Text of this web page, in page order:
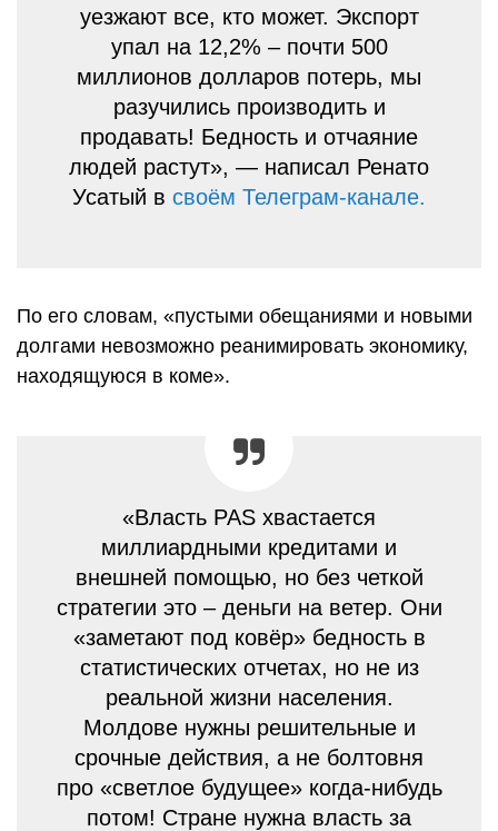
уезжают все, кто может. Экспорт
упал на 12,2% – почти 500
миллионов долларов потерь, мы
разучились производить и
продавать! Бедность и отчаяние
людей растут», — написал Ренато
Усатый в своём Телеграм-канале.
По его словам, «пустыми обещаниями и новыми
долгами невозможно реанимировать экономику,
находящуюся в коме».
«Власть PAS хвастается
миллиардными кредитами и
внешней помощью, но без четкой
стратегии это – деньги на ветер. Они
«заметают под ковёр» бедность в
статистических отчетах, но не из
реальной жизни населения.
Молдове нужны решительные и
срочные действия, а не болтовня
про «светлое будущее» когда-нибудь
потом! Стране нужна власть за